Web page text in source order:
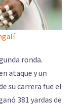
ronda.
ataque y un
su carrera fue el
381 yardas de